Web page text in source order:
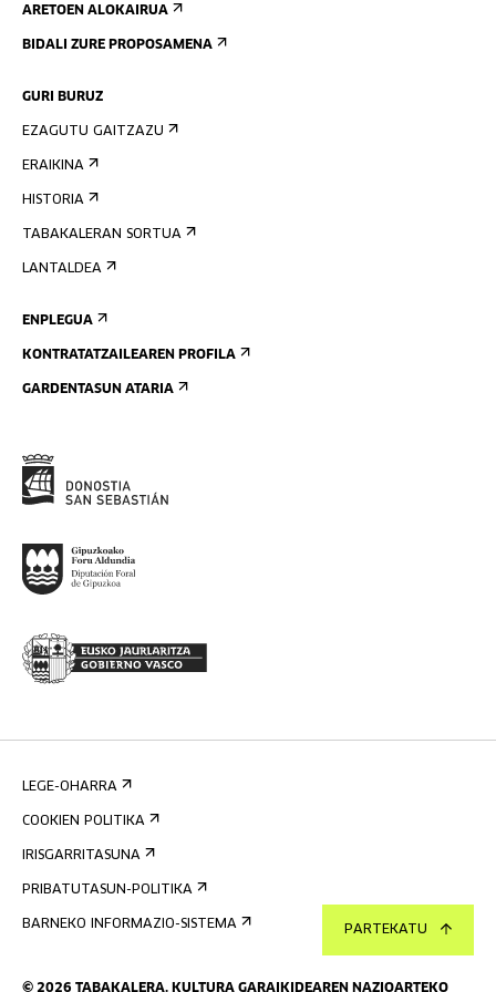
PARTEKATU
ARETOEN ALOKAIRUA
BIDALI ZURE PROPOSAMENA
GURI BURUZ
EZAGUTU GAITZAZU
ERAIKINA
HISTORIA
TABAKALERAN SORTUA
LANTALDEA
ENPLEGUA
KONTRATATZAILEAREN PROFILA
GARDENTASUN ATARIA
© 2026 TABAKALERA. KULTURA GARAIKIDEAREN NAZIOARTEKO
LEGE-OHARRA
COOKIEN POLITIKA
IRISGARRITASUNA
PRIBATUTASUN-POLITIKA
BARNEKO INFORMAZIO-SISTEMA